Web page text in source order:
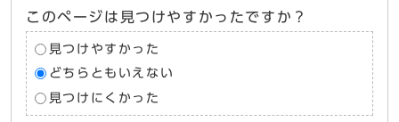
このページは見つけやすかったですか？
見つけやすかった
どちらともいえない
見つけにくかった